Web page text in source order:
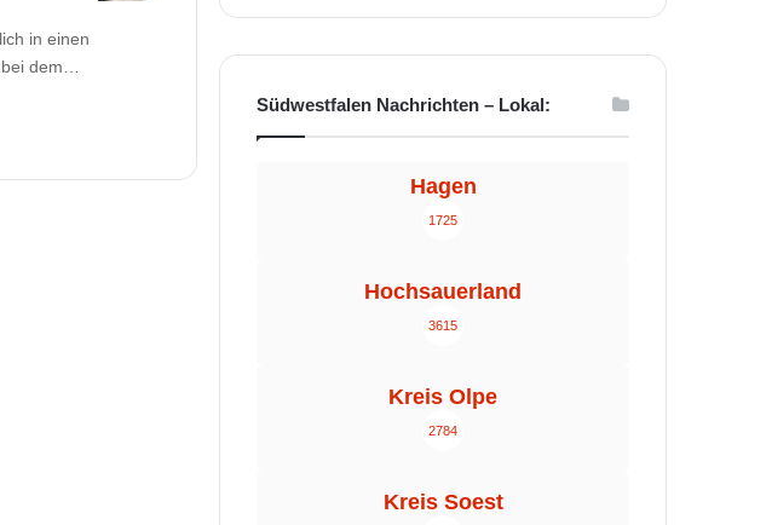
in einen
dem…
Südwestfalen Nachrichten – Lokal:
Hagen
1725
Hochsauerland
3615
Kreis Olpe
2784
Kreis Soest